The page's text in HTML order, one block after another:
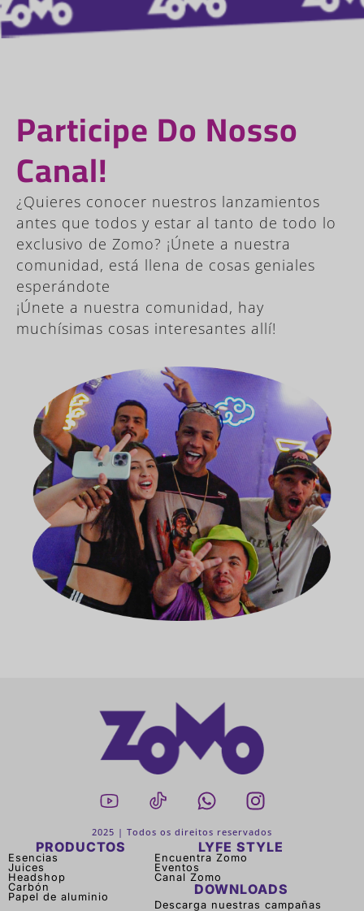
Participe Do Nosso
Canal!
¿Quieres conocer nuestros lanzamientos
antes que todos y estar al tanto de todo lo
exclusivo de Zomo? ¡Únete a nuestra
comunidad, está llena de cosas geniales
esperándote
¡Únete a nuestra comunidad, hay
muchísimas cosas interesantes allí!
2025 | Todos os direitos reservados
PRODUCTOS
Esencias
Juices
Headshop
Carbón
Papel de aluminio
LYFE STYLE
Encuentra Zomo
Eventos
Canal Zomo
DOWNLOADS
Descarga nuestras campañas